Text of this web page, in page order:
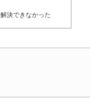
解決できなかった